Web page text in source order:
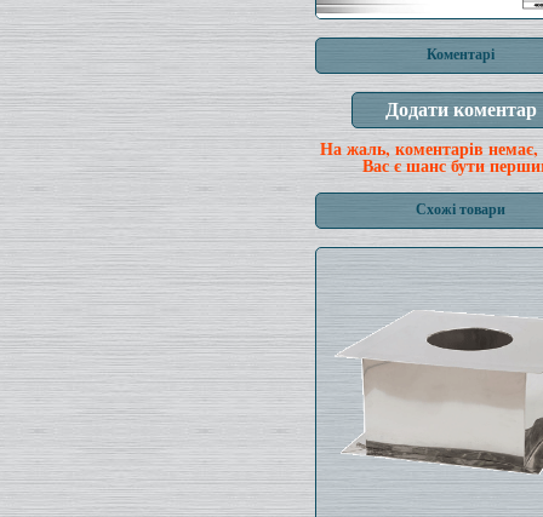
Коментарі
На жаль, коментарів немає,
Вас є шанс бути
Схожі товари